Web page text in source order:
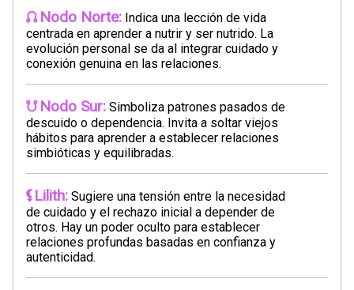
Nodo Norte: Indica una lección de vida
centrada en aprender a nutrir y ser nutrido. La
evolución personal se da al integrar cuidado y
conexión genuina en las relaciones.
Nodo Sur: Simboliza patrones pasados de
descuido o dependencia. Invita a soltar viejos
hábitos para aprender a establecer relaciones
simbióticas y equilibradas.
Lilith: Sugiere una tensión entre la necesidad
de cuidado y el rechazo inicial a depender de
otros. Hay un poder oculto para establecer
relaciones profundas basadas en confianza y
autenticidad.